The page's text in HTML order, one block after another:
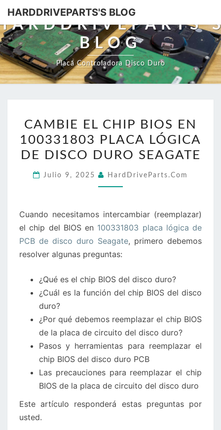
HARDDRIVEPARTS'S BLOG
BLOG
Placa Controladora Disco Duro
EL
CHIP
BIOS
100331803
DE
DISCO
DURO
SEAGATE
CAMBIE EL CHIP BIOS EN
100331803 PLACA LÓGICA
DE DISCO DURO SEAGATE
Julio 9, 2025 HardDriveParts.com
Cuando necesitamos intercambiar (reemplazar)
el chip del BIOS en 100331803 placa lógica de
PCB de disco duro Seagate, primero debemos
resolver algunas preguntas:
¿Qué es el chip BIOS del disco duro?
¿Cuál es la función del chip BIOS del disco
duro?
¿Por qué debemos reemplazar el chip BIOS
de la placa de circuito del disco duro?
Pasos y herramientas para reemplazar el
chip BIOS del disco duro PCB
Las precauciones para reemplazar el chip
BIOS de la placa de circuito del disco duro
Este artículo responderá estas preguntas por
usted.